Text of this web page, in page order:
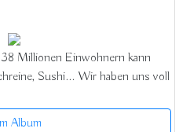
Millionen Einwohnern kann
Sushi... Wir haben uns voll
Album